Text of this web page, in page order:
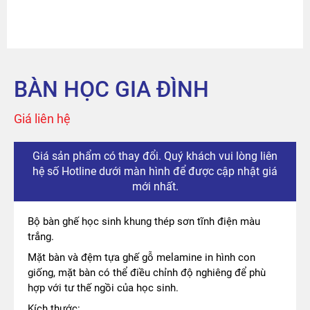
Đỉnh Phú
BÀN HỌC GIA ĐÌNH
Giá liên hệ
Giá sản phẩm có thay đổi. Quý khách vui lòng liên
hệ số Hotline dưới màn hình để được cập nhật giá
mới nhất.
Bộ bàn ghế học sinh khung thép sơn tĩnh điện màu
trắng.
Mặt bàn và đệm tựa ghế gỗ melamine in hình con
giống, mặt bàn có thể điều chỉnh độ nghiêng để phù
hợp với tư thế ngồi của học sinh.